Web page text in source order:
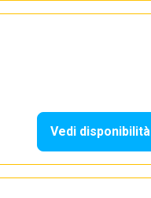
Vedi disponibilità